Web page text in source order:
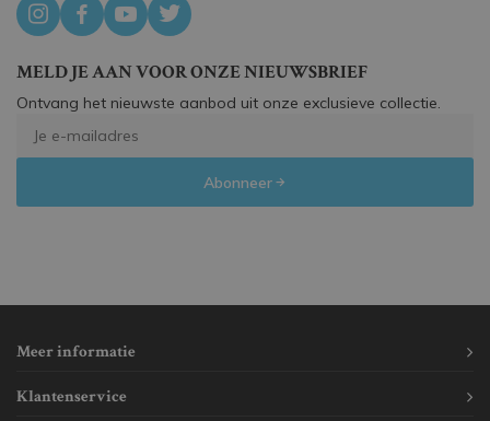
MELD JE AAN VOOR ONZE NIEUWSBRIEF
Ontvang het nieuwste aanbod uit onze exclusieve collectie.
Abonneer
Meer informatie
Klantenservice